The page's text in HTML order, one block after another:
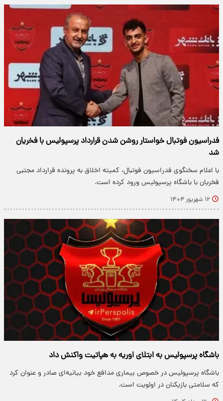
فدراسیون فوتبال خواستار روشن شدن قرارداد پرسپولیس با فخریان
شد
با اعلام سخنگوی فدراسیون فوتبال، کمیته اخلاق به پرونده قرارداد مجتبی
فخریان با باشگاه پرسپولیس ورود کرده است.
۱۲ شهریور ۱۴۰۴
باشگاه پرسپولیس به ابتلای اوریه به هپاتیت واکنش داد
باشگاه پرسپولیس در خصوص بیماری مدافع خود بیانیه‌ای صادر و عنوان کرد
که سلامتی بازیکنان در اولویت است‌.